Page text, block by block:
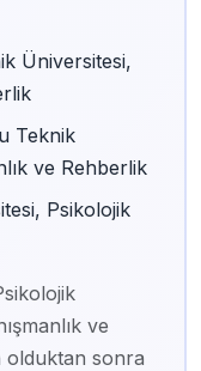
Üniversitesi,
Teknik
ve Rehberlik
Psikolojik
ve
olduktan sonra